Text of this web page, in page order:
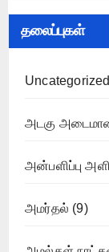
தலைப்புகள்
Uncategorized
அடகு
அன்பளிப்பு
அமர்தல் (9)